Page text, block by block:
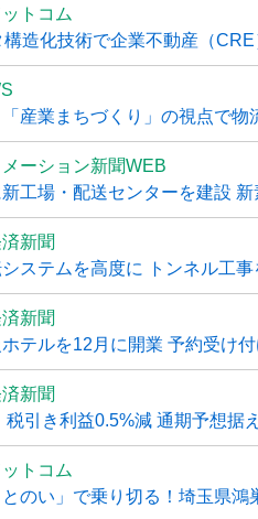
トコム
造化技術で企業不動産（CRE
産業まちづくり」の視点で物
ーション新聞WEB
工場・配送センターを建設 新
新聞
ステムを高度に トンネル工
新聞
テルを12月に開業 予約受け
新聞
引き利益0.5%減 通期予想据
トコム
のい」で乗り切る！埼玉県鴻